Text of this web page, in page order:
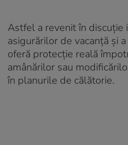
Astfel a revenit în discuție
asigurărilor de vacanță și
oferă protecție reală
amânărilor sau
în planurile de călătorie.